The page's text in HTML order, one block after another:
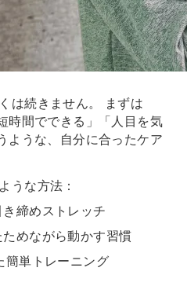
は続きません。 まずは
時間でできる」「人目を気
ような、自分に合ったケア
うな方法：
締めストレッチ
めながら動かす習慣
簡単トレーニング